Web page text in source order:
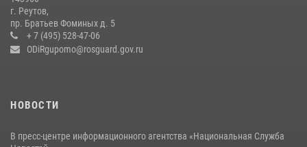
сотрудников спецподразделений в преодолении полосы
препятствий со стрельбой
14 июля 2026, 15:13
г. Реутов,
пр. Братьев Фоминых д. 5
+ 7 (495) 528-47-06
ODiRgupomo@rosguard.gov.ru
НОВОСТИ
В пресс-центре информационного агентства «Национальная Служба